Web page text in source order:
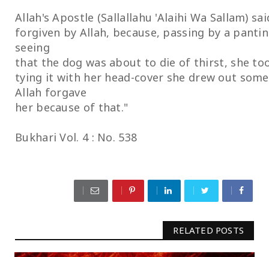
Allah's Apostle (Sallallahu 'Alaihi Wa Sallam)
forgiven by Allah, because, passing by a
seeing
that the dog was about to die of thirst, she
tying it with her head-cover she drew out
Allah forgave
her because of that."
Bukhari Vol. 4 : No. 538
RELATED POSTS